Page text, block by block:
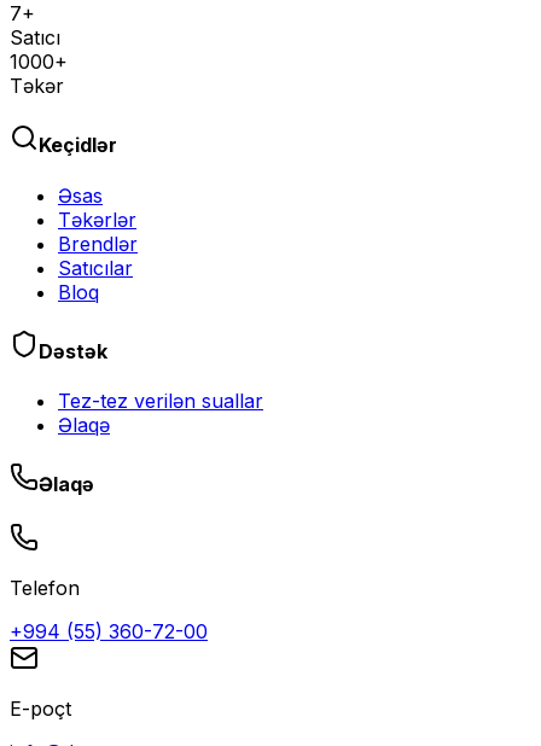
7+
Satıcı
1000+
Təkər
Keçidlər
Əsas
Təkərlər
Brendlər
Satıcılar
Bloq
Dəstək
Tez-tez verilən suallar
Əlaqə
Əlaqə
Telefon
+994 (55) 360-72-00
E-poçt